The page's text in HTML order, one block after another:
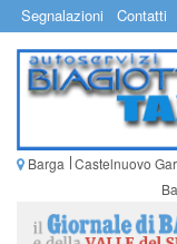
Segnalazioni Contatti
Barga Castelnuovo